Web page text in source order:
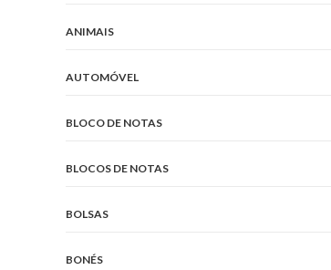
ANIMAIS
AUTOMÓVEL
BLOCO DE NOTAS
BLOCOS DE NOTAS
BOLSAS
BONÉS